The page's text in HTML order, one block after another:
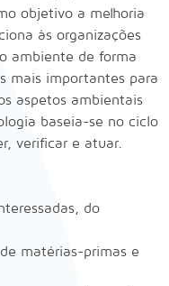
objetivo a melhoria
às organizações
ambiente de forma
mais importantes para
aspetos ambientais
baseia-se no ciclo
verificar e atuar.
do
matérias-primas e